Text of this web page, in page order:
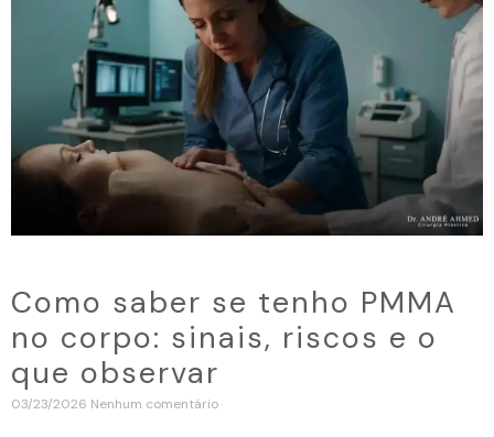
Como saber se tenho PMMA
no corpo: sinais, riscos e o
que observar
03/23/2026 Nenhum comentário